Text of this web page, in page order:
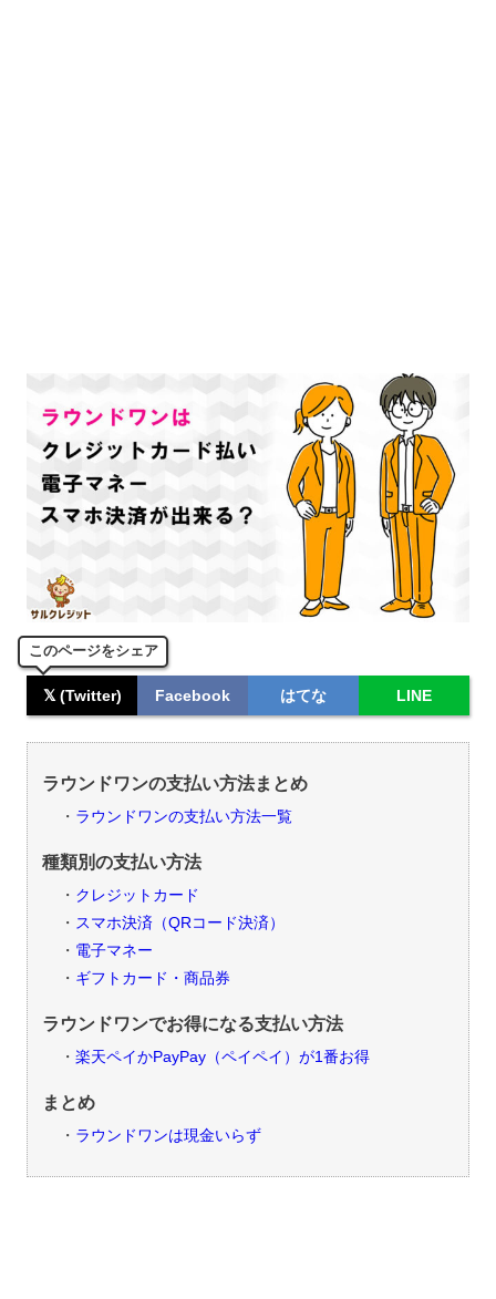
このページをシェア
𝕏 (Twitter) Facebook はてな LINE
ラウンドワンの支払い方法まとめ
ラウンドワンの支払い方法一覧
種類別の支払い方法
クレジットカード
スマホ決済（QRコード決済）
電子マネー
ギフトカード・商品券
ラウンドワンでお得になる支払い方法
楽天ペイかPayPay（ペイペイ）が1番お得
まとめ
ラウンドワンは現金いらず